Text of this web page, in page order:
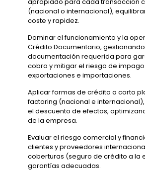
(nacional o internacional),
coste y rapidez.
Dominar el funcionamiento y la
Crédito Documentario,
documentación requerida para
cobro y mitigar el riesgo de
exportaciones e importaciones.
Aplicar formas de crédito a corto
factoring (nacional e
el descuento de efectos,
de la empresa.
Evaluar el riesgo comercial y
clientes y proveedores
coberturas (seguro de crédito a la
garantías adecuadas.